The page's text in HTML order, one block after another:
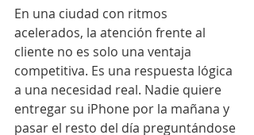
En una ciudad con ritmos
acelerados, la atención frente al
cliente no es solo una ventaja
competitiva. Es una respuesta lógica
a una necesidad real. Nadie quiere
entregar su iPhone por la mañana y
pasar el resto del día preguntándose